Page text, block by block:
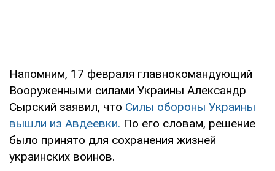
Напомним, 17 февраля главнокомандующий
Вооруженными силами Украины Александр
Сырский заявил, что Силы обороны Украины
вышли из Авдеевки. По его словам, решение
было принято для сохранения жизней
украинских воинов.